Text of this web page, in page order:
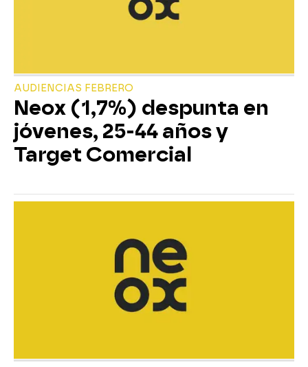
AUDIENCIAS FEBRERO
Neox (1,7%) despunta en
jóvenes, 25-44 años y
Target Comercial